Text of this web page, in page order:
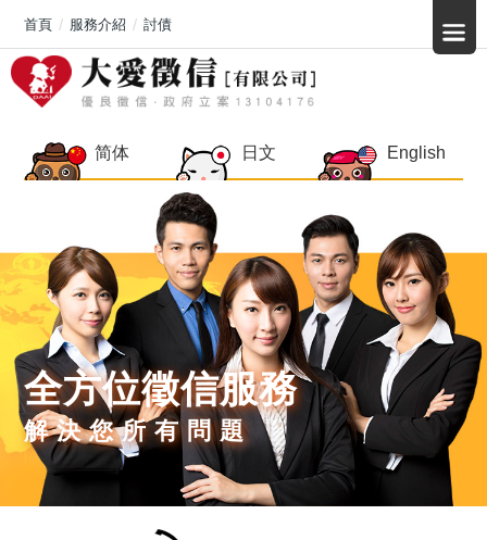
简体 日文 English
全方位徵信服務
解決您所有問題
首頁 服務介紹 討債